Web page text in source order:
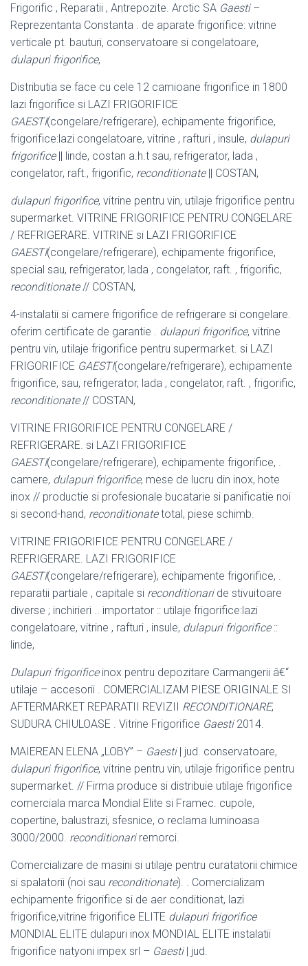
Frigorific , Reparatii , Antrepozite. Arctic SA Gaesti–
Reprezentanta Constanta . de aparate frigorifice: vitrine
verticale pt. bauturi, conservatoare si congelatoare,
dulapuri frigorifice,
Distributia se face cu cele 12 camioane frigorifice in 1800
lazi frigorifice si LAZI FRIGORIFICE
GAESTI(congelare/refrigerare), echipamente frigorifice,
frigorifice:lazi congelatoare, vitrine , rafturi , insule, dulapuri
frigorifice|| linde, costan a.h.t sau, refrigerator, lada ,
congelator, raft., frigorific, reconditionate|| COSTAN,
dulapuri frigorifice, vitrine pentru vin, utilaje frigorifice pentru
supermarket. VITRINE FRIGORIFICE PENTRU CONGELARE
/ REFRIGERARE. VITRINE si LAZI FRIGORIFICE
GAESTI(congelare/refrigerare), echipamente frigorifice,
special sau, refrigerator, lada , congelator, raft. , frigorific,
reconditionate// COSTAN,
4-instalatii si camere frigorifice de refrigerare si congelare.
oferim certificate de garantie . dulapuri frigorifice, vitrine
pentru vin, utilaje frigorifice pentru supermarket. si LAZI
FRIGORIFICE GAESTI(congelare/refrigerare), echipamente
frigorifice, sau, refrigerator, lada , congelator, raft. , frigorific,
reconditionate// COSTAN,
VITRINE FRIGORIFICE PENTRU CONGELARE /
REFRIGERARE. si LAZI FRIGORIFICE
GAESTI(congelare/refrigerare), echipamente frigorifice, .
camere, dulapuri frigorifice, mese de lucru din inox, hote
inox // productie si profesionale bucatarie si panificatie noi
si second-hand, reconditionatetotal, piese schimb.
VITRINE FRIGORIFICE PENTRU CONGELARE /
REFRIGERARE. LAZI FRIGORIFICE
GAESTI(congelare/refrigerare), echipamente frigorifice, .
reparatii partiale , capitale si reconditionaride stivuitoare
diverse ; inchirieri .. importator :: utilaje frigorifice:lazi
congelatoare, vitrine , rafturi , insule, dulapuri frigorifice::
linde,
Dulapuri frigorificeinox pentru depozitare Carmangerii â€“
utilaje – accesorii . COMERCIALIZAM PIESE ORIGINALE SI
AFTERMARKET REPARATII REVIZII RECONDITIONARE,
SUDURA CHIULOASE . Vitrine Frigorifice Gaesti2014.
MAIEREAN ELENA „LOBY” – Gaesti| jud. conservatoare,
dulapuri frigorifice, vitrine pentru vin, utilaje frigorifice pentru
supermarket. // Firma produce si distribuie utilaje frigorifice
comerciala marca Mondial Elite si Framec. cupole,
copertine, balustrazi, sfesnice, o reclama luminoasa
3000/2000. reconditionariremorci.
Comercializare de masini si utilaje pentru curatatorii chimice
si spalatorii (noi sau reconditionate). . Comercializam
echipamente frigorifice si de aer conditionat, lazi
frigorifice,vitrine frigorifice ELITE dulapuri frigorifice
MONDIAL ELITE dulapuri inox MONDIAL ELITE instalatii
frigorifice natyoni impex srl – Gaesti| jud.